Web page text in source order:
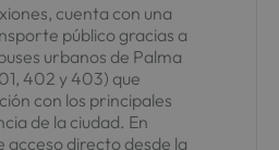
cuenta con una
público gracias a
urbanos de Palma
402 y 403) que
con los principales
de la ciudad. En
acceso directo desde la